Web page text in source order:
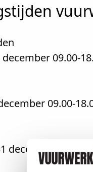
09.00-
09.00-
december 09.00-